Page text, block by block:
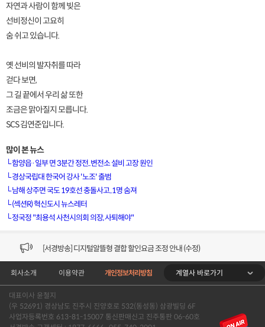
자연과 사람이 함께 빚은
선비정신이 고요히
숨 쉬고 있습니다.
옛 선비의 발자취를 따라
걷다 보면,
그 길 끝에서 우리 삶 또한
조금은 맑아질지 모릅니다.
SCS 김연준입니다.
많이 본 뉴스
└함양읍·일부 면 3분간 정전..변전소 설비 고장 원인
└경상국립대 한국어 강사 '노조' 출범
└남해 상주면 국도 19호선 충돌사고..1명 숨져
└(섹션R) 혁신도시 뉴스레터
└정국정 "최용석 사천시의회 의장, 사퇴해야"
[서경방송] 일부 채널편성 변경 안내의 건 (7/22)
[서경방송] 디지털알뜰형 결합 할인요금 조정 안내 (수정)
[공지] 개인정보처리방침 (Ver2.15) 개정의 건 (7/1)
[서경방송] 일부 채널편성 변경 안내의 건 (7/1)
회사소개 이용약관 개인정보처리방침 계열사 바로가기
대표이사 윤철지
(우 52691) 경상남도 진주시 진양호로 532(동성동) 삼광빌딩 6F
사업자등록번호 613-81-15007 통신판매신고 진주통판 06-60호